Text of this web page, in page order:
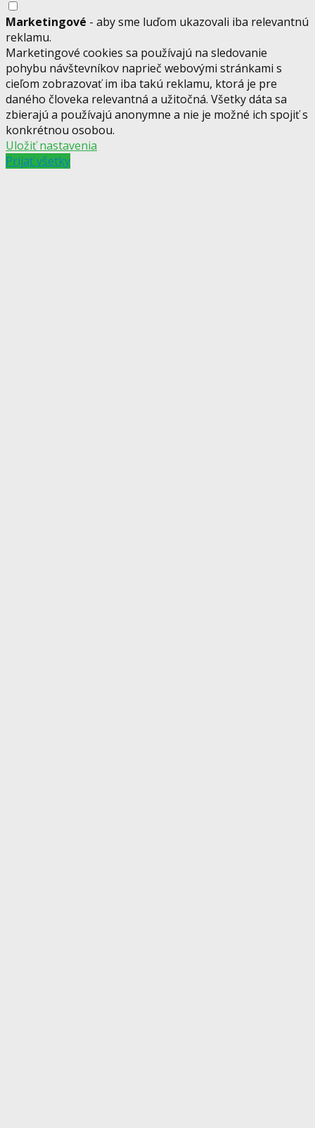
Marketingové - aby sme luďom ukazovali iba relevantnú
reklamu.
Marketingové cookies sa používajú na sledovanie
pohybu návštevníkov naprieč webovými stránkami s
cieľom zobrazovať im iba takú reklamu, ktorá je pre
daného človeka relevantná a užitočná. Všetky dáta sa
zbierajú a používajú anonymne a nie je možné ich spojiť s
konkrétnou osobou.
Uložiť nastavenia
Prijať všetky